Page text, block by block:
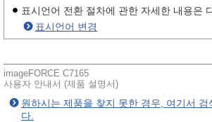
표시언어 전환 절차에 관한 자세한 내용은
표시언어 변경
imageFORCE C7165
사용자 안내서 (제품 설명서)
원하시는 제품을 찾지 못한 경우, 여기서 검
다.